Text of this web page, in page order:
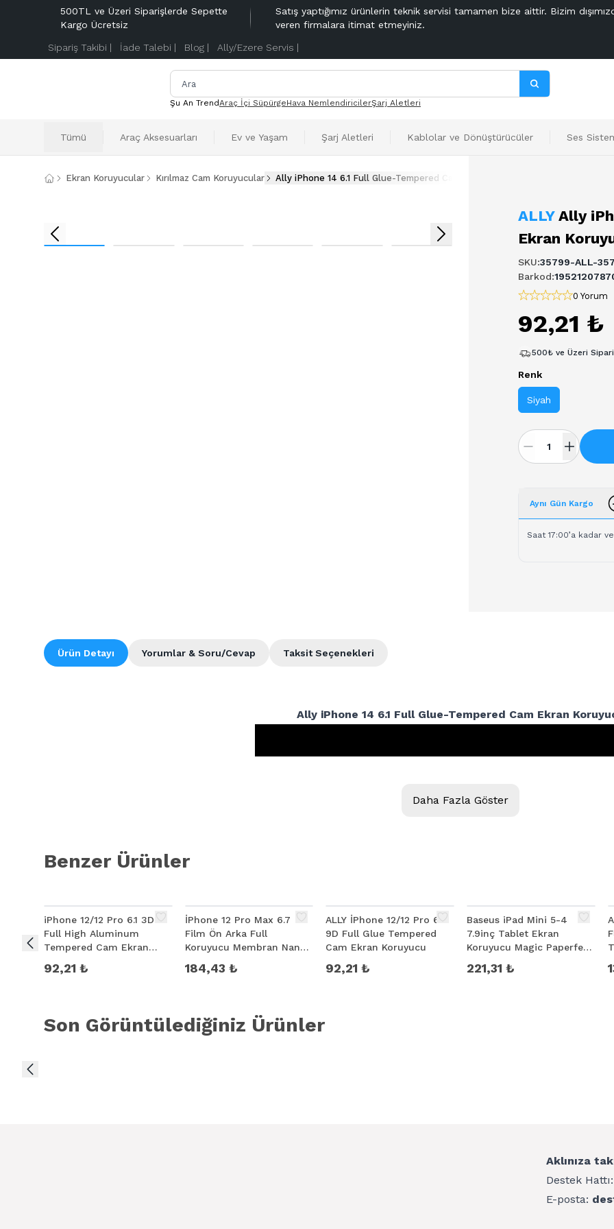
500TL ve Üzeri Siparişlerde Sepette
Kargo Ücretsiz
Satış yaptığımız ürünlerin teknik servisi tamamen bize aittir. Bizim
veren firmalara itimat etmeyiniz.
Sipariş Takibi | İade Talebi | Blog | Ally/Ezere Servis |
Şu An TrendAraç İçi SüpürgeHava NemlendiricilerŞarj Aletleri
Tümü Araç Aksesuarları Ev ve Yaşam Şarj Aletleri Kablolar ve Dönüştürücüler Ses
Ekran Koruyucular Kırılmaz Cam Koruyucular Ally iPhone 14 6.1 Full Glue-Tempered Cam Ekran Koruyucu
ALLY Ally
Ekran
SKU:35799-ALL-
Barkod:
0 Yorum
92,21 ₺
500₺ ve Üzeri
Renk
Siyah
Aynı Gün Kargo
Saat 17:00’a kadar
Ürün Detayı Taksit Seçenekleri
Yorumlar & Soru/Cevap
Ally iPhone 14 6.1 Full Glue-Tempered Cam Ekran
Daha Fazla Göster
Benzer Ürünler
iPhone 12/12 Pro 6.1 3D
Full High Aluminum
Tempered Cam Ekran
92,21 ₺
İPhone 12 Pro Max 6.7
Film Ön Arka Full
Koruyucu Membran Nano
184,43 ₺
ALLY İPhone 12/12 Pro 6.1
9D Full Glue Tempered
Cam Ekran Koruyucu
92,21 ₺
Baseus iPad Mini 5-4
7.9inç Tablet Ekran
Koruyucu Magic Paperfeel
221,31 ₺
Son Görüntülediğiniz Ürünler
Aklınıza
Destek Hattı:
E-posta: